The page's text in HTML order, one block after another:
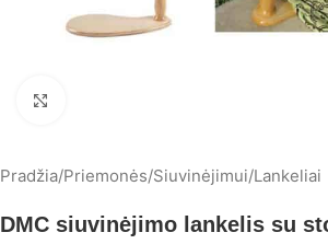
Pradžia/Priemonės/Siuvinėjimui/Lankeliai
DMC siuvinėjimo lankelis su